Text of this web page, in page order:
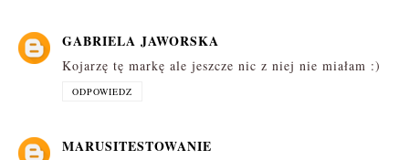
GABRIELA JAWORSKA
Kojarzę tę markę ale jeszcze nic z niej nie miałam :)
ODPOWIEDZ
MARUSITESTOWANIE